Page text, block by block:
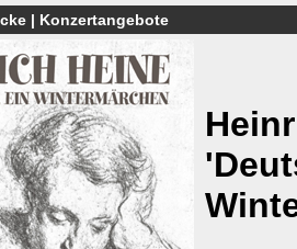
| Konzertangebote